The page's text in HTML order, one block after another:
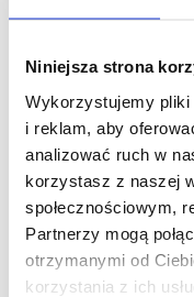
Niniejsza strona
Wykorzystujemy
i reklam, aby
analizować ruch w
korzystasz z naszej
społecznościowym,
Partnerzy mogą
otrzymanymi od
korzystania z ich
I
I ROK PPiW
II ROK PPiW
III ROK PPiW
IV ROK PPiW